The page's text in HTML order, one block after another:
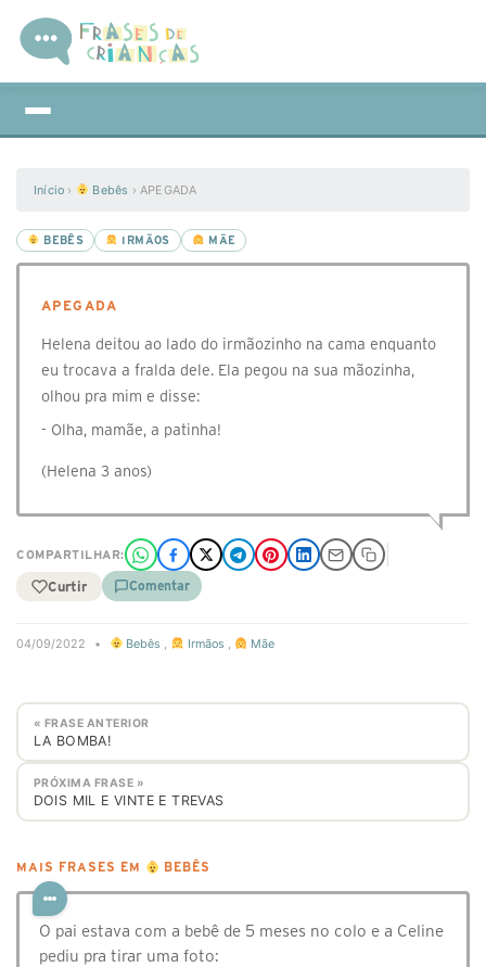
Início › Bebês › APEGADA
BEBÊS IRMÃOS MÃE
APEGADA
Helena deitou ao lado do irmãozinho na cama enquanto
eu trocava a fralda dele. Ela pegou na sua mãozinha,
olhou pra mim e disse:
- Olha, mamãe, a patinha!
(Helena 3 anos)
COMPARTILHAR:
Curtir Comentar
04/09/2022 • Bebês , Irmãos , Mãe
« FRASE ANTERIOR
LA BOMBA!
PRÓXIMA FRASE »
DOIS MIL E VINTE E TREVAS
MAIS FRASES EM BEBÊS
O pai estava com a bebê de 5 meses no colo e a Celine
pediu pra tirar uma foto: